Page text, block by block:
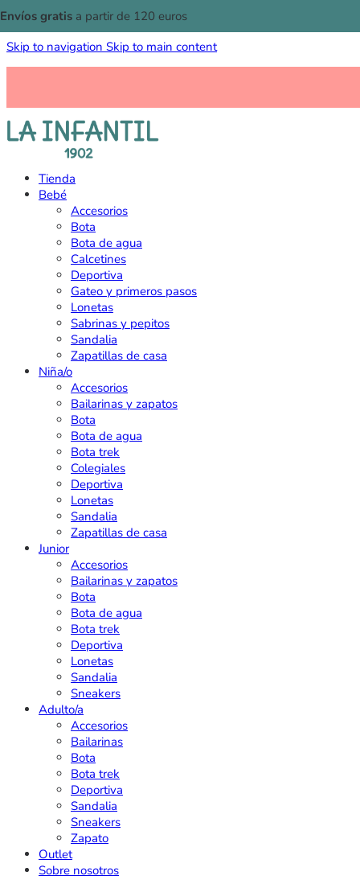
Skip to navigation Skip to main content
Envíos gratis a partir de 120 euros
Tienda
Bebé
Accesorios
Bota
Bota de agua
Calcetines
Deportiva
Gateo y primeros pasos
Lonetas
Sabrinas y pepitos
Sandalia
Zapatillas de casa
Niña/o
Accesorios
Bailarinas y zapatos
Bota
Bota de agua
Bota trek
Colegiales
Deportiva
Lonetas
Sandalia
Zapatillas de casa
Junior
Accesorios
Bailarinas y zapatos
Bota
Bota de agua
Bota trek
Deportiva
Lonetas
Sandalia
Sneakers
Adulto/a
Accesorios
Bailarinas
Bota
Bota trek
Deportiva
Sandalia
Sneakers
Zapato
Outlet
Sobre nosotros